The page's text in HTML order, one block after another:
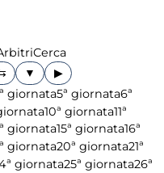
Cerca
▶
giornata5ª giornata6ª
10ª giornata11ª
giornata15ª giornata16ª
giornata20ª giornata21ª
giornata25ª giornata26ª